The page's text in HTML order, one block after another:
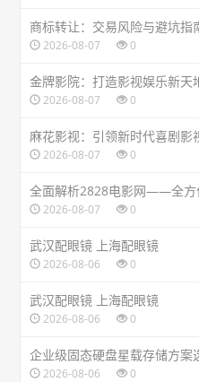
商标转让：交易风险与避坑指
2026-08-07 0
金牌影院：打造影视娱乐新天
2026-08-07 0
麻花影视：引领新时代喜剧影
2026-08-07 0
全面解析2828电影网——全方
2026-08-07 0
武汉配眼镜 上海配眼镜
2026-08-06 0
武汉配眼镜 上海配眼镜
2026-08-06 0
企业级固态硬盘星载存储方案
2026-08-06 0